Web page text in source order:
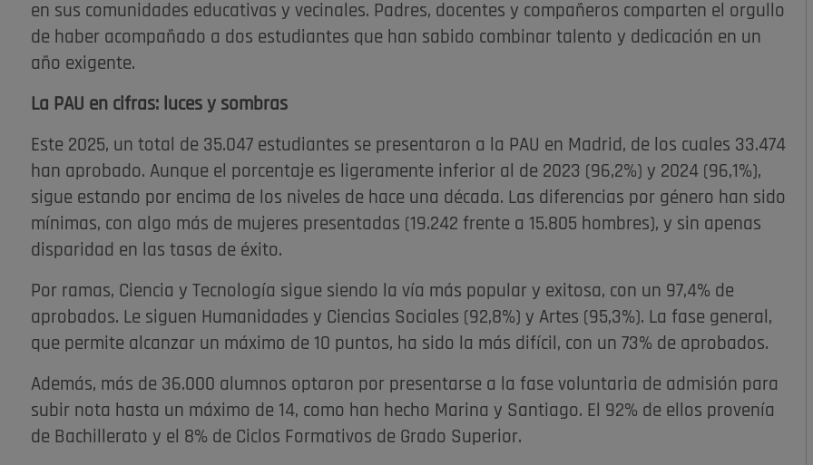
en sus comunidades educativas y vecinales. Padres, docentes y compañeros comparten el orgullo
de haber acompañado a dos estudiantes que han sabido combinar talento y dedicación en un
año exigente.
La PAU en cifras: luces y sombras
Este 2025, un total de 35.047 estudiantes se presentaron a la PAU en Madrid, de los cuales 33.474
han aprobado. Aunque el porcentaje es ligeramente inferior al de 2023 (96,2%) y 2024 (96,1%),
sigue estando por encima de los niveles de hace una década. Las diferencias por género han sido
mínimas, con algo más de mujeres presentadas (19.242 frente a 15.805 hombres), y sin apenas
disparidad en las tasas de éxito.
Por ramas, Ciencia y Tecnología sigue siendo la vía más popular y exitosa, con un 97,4% de
aprobados. Le siguen Humanidades y Ciencias Sociales (92,8%) y Artes (95,3%). La fase general,
que permite alcanzar un máximo de 10 puntos, ha sido la más difícil, con un 73% de aprobados.
Además, más de 36.000 alumnos optaron por presentarse a la fase voluntaria de admisión para
subir nota hasta un máximo de 14, como han hecho Marina y Santiago. El 92% de ellos provenía
de Bachillerato y el 8% de Ciclos Formativos de Grado Superior.